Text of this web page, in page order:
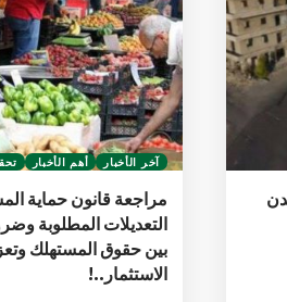
آخر الأخبار أهم الأخبار
مراجعة قانون حماية
التعديلات المطلوبة
بين حقوق المستهلك
الاستثمار..!